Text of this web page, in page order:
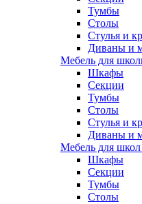
Тумбы
Столы
Стулья и
Диваны и
Мебель для
Шкафы
Секции
Тумбы
Столы
Стулья и
Диваны и
Мебель для школ
Шкафы
Секции
Тумбы
Столы